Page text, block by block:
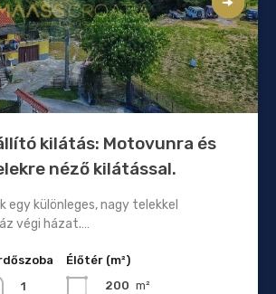
kilátás: Motovunra és
néző kilátással.
egy különleges, nagy telekkel
végi házat.…
1
Élőtér (m²)
200 m²